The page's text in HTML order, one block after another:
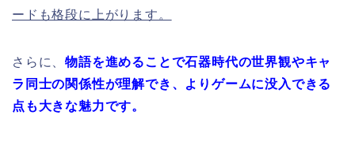
ードも格段に上がります。
さらに、物語を進めることで石器時代の世界観やキャ
ラ同士の関係性が理解でき、よりゲームに没入できる
点も大きな魅力です。